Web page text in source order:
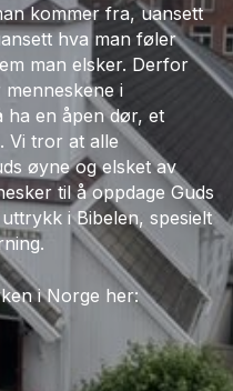
kommer fra, uansett
hva man føler
man elsker. Derfor
i
ha en åpen dør, et
Vi tror at alle
øyne og elsket av
til å oppdage Guds
i Bibelen, spesielt
i Norge her: